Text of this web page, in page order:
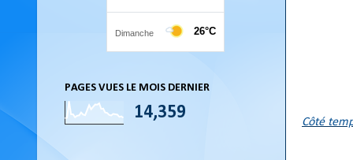
Côté
PAGES VUES LE MOIS DERNIER
14,359